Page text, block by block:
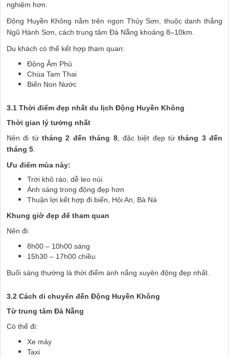
nghiệm hơn.
Động Huyền Không nằm trên ngọn Thủy Sơn, thuộc danh thắng
Ngũ Hành Sơn, cách trung tâm Đà Nẵng khoảng 8–10km.
Du khách có thể kết hợp tham quan:
Động Âm Phủ
Chùa Tam Thai
Biển Non Nước
3.1 Thời điểm đẹp nhất du lịch Động Huyền Không
Thời gian lý tưởng nhất
Nên đi từtháng 2 đến tháng 8, đặc biệt đẹp từtháng 3 đến
tháng 5.
Ưu điểm mùa này:
Trời khô ráo, dễ leo núi
Ánh sáng trong động đẹp hơn
Thuận lợi kết hợp đi biển, Hội An, Bà Nà
Khung giờ đẹp để tham quan
Nên đi:
8h00 – 10h00 sáng
15h30 – 17h00 chiều
Buổi sáng thường là thời điểm ánh nắng xuyên động đẹp nhất.
3.2 Cách di chuyển đến Động Huyền Không
Từ trung tâm Đà Nẵng
Có thể đi:
Xe máy
Taxi